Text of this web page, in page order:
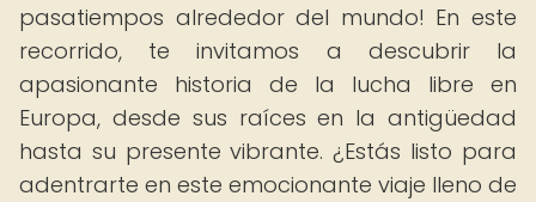
pasatiempos alrededor del mundo! En este
recorrido, te invitamos a descubrir la
apasionante historia de la lucha libre en
Europa, desde sus raíces en la antigüedad
hasta su presente vibrante. ¿Estás listo para
adentrarte en este emocionante viaje lleno de